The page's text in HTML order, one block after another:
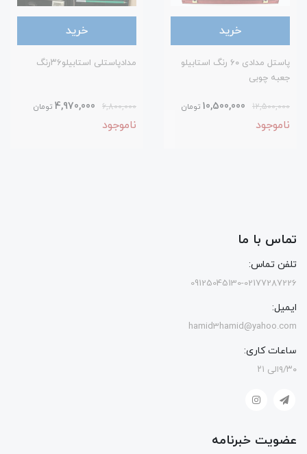
خرید
پاستل مدادی ۶۰ رنگ استابیلو
جعبه چوبی
12,500,000
10,500,000 تومان
ناموجود
خرید
مدادپاستلی استابیلو۳۶رنگ
6,800,000
4,970,000 تومان
ناموجود
تماس با ما
تلفن تماس:
09125045130-02177287226
ایمیل:
hamid3hamid@yahoo.com
ساعات کاری:
۹/۳۰الی ۲۱
عضویت خبرنامه